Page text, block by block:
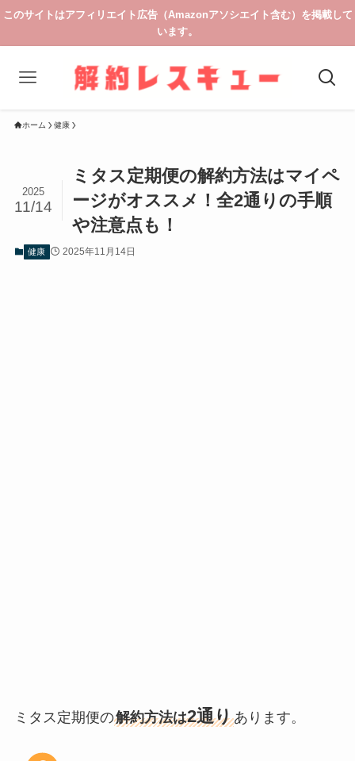
このサイトはアフィリエイト広告（Amazonアソシエイト含む）を掲載して
います。
ホーム 健康
ミタス定期便の解約方法はマイペ
ージがオススメ！全2通りの手順
や注意点も！
2025
11/14
健康 2025年11月14日
ミタス定期便の解約方法は2通りあります。